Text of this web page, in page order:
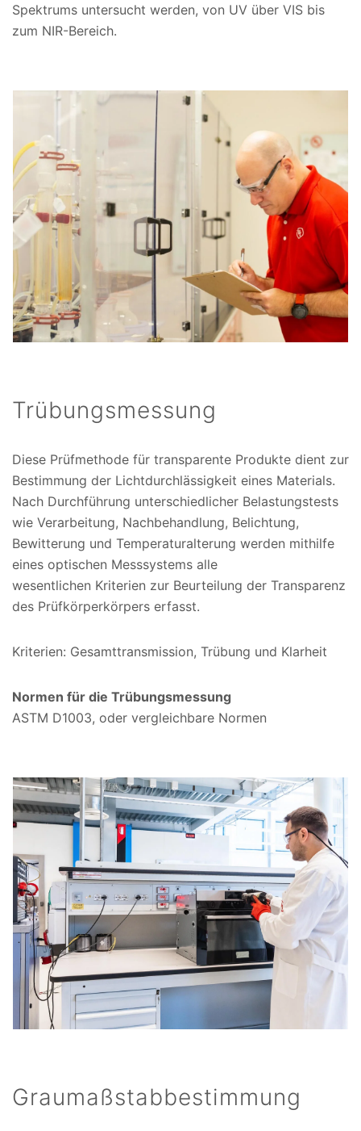
Spektrums untersucht werden, von UV über VIS bis
zum NIR-Bereich.
Trübungsmessung
Diese Prüfmethode für transparente Produkte dient zur
Bestimmung der Lichtdurchlässigkeit eines Materials.
Nach Durchführung unterschiedlicher Belastungstests
wie Verarbeitung, Nachbehandlung, Belichtung,
Bewitterung und Temperaturalterung werden mithilfe
eines optischen Messsystems alle
wesentlichen Kriterien zur Beurteilung der Transparenz
des Prüfkörperkörpers erfasst.
Kriterien: Gesamttransmission, Trübung und Klarheit
Normen für die Trübungsmessung
ASTM D1003, oder vergleichbare Normen
Graumaßstabbestimmung